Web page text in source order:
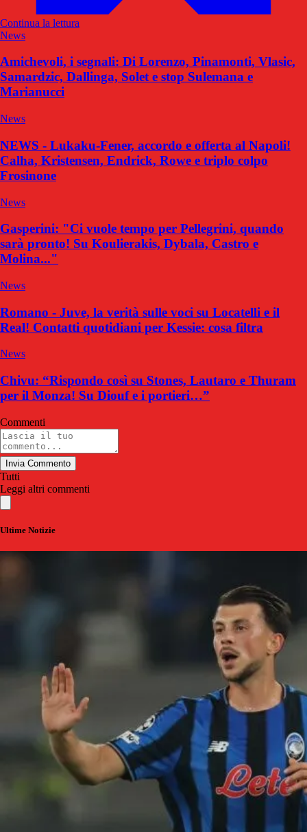
Continua la lettura
News
Amichevoli, i segnali: Di Lorenzo, Pinamonti, Vlasic,
Samardzic, Dallinga, Solet e stop Sulemana e
Marianucci
News
NEWS - Lukaku-Fener, accordo e offerta al Napoli!
Calha, Kristensen, Endrick, Rowe e triplo colpo
Frosinone
News
Gasperini: "Ci vuole tempo per Pellegrini, quando
sarà pronto! Su Koulierakis, Dybala, Castro e
Molina..."
News
Romano - Juve, la verità sulle voci su Locatelli e il
Real! Contatti quotidiani per Kessie: cosa filtra
News
Chivu: “Rispondo così su Stones, Lautaro e Thuram
per il Monza! Su Diouf e i portieri…”
Commenti
Invia Commento
Tutti
Leggi altri commenti
Ultime Notizie